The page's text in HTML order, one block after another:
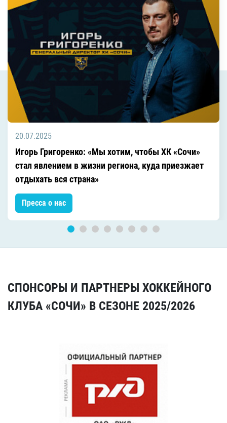
20.07.2025
Игорь Григоренко: «Мы хотим, чтобы ХК «Сочи»
стал явлением в жизни региона, куда приезжает
отдыхать вся страна»
Пресса о нас
СПОНСОРЫ И ПАРТНЕРЫ ХОККЕЙНОГО
КЛУБА «СОЧИ» В СЕЗОНЕ 2025/2026